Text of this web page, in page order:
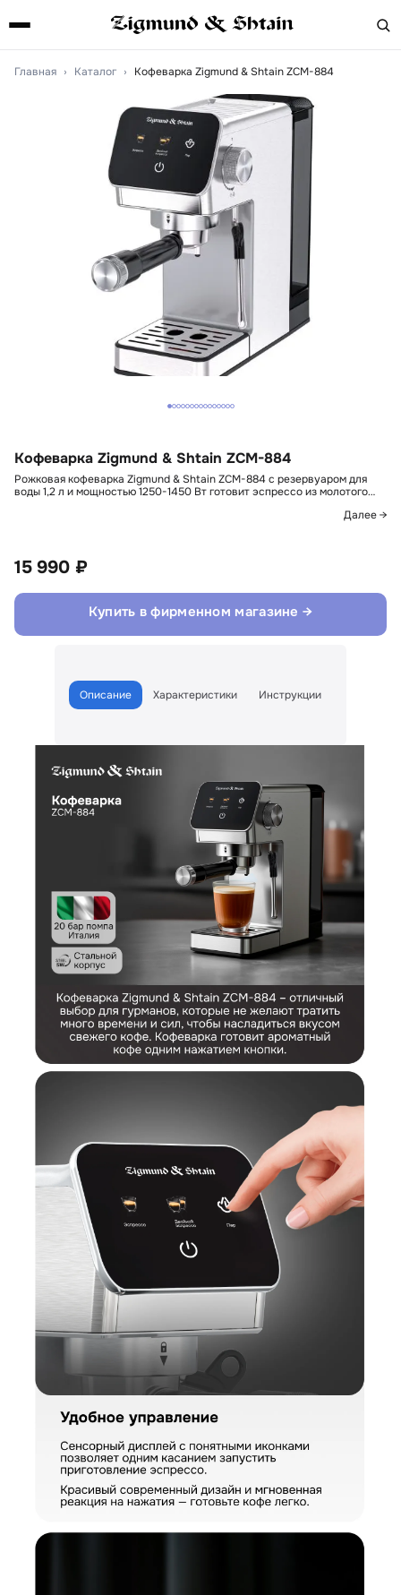
Главная › Каталог › Кофеварка Zigmund & Shtain ZCM-884
Кофеварка Zigmund & Shtain ZCM-884
Рожковая кофеварка Zigmund & Shtain ZCM-884 с резервуаром для
воды 1,2 л и мощностью 1250-1450 Вт готовит эспрессо из молотого…
Далее →
15 990 ₽
Купить в фирменном магазине →
Описание Характеристики Инструкции